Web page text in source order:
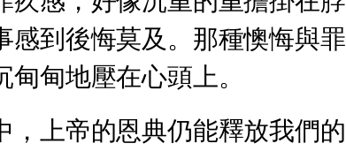
感到後悔莫及。那種懊悔與罪
甸地壓在心頭上。
，上帝的恩典仍能釋放我們的